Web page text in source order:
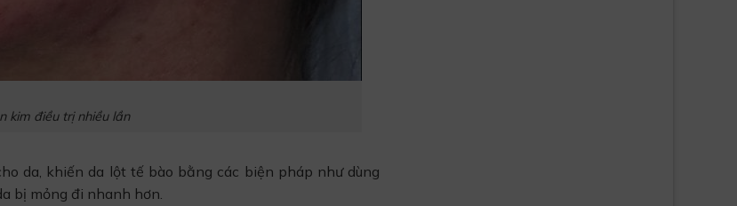
kim điều trị nhiều lần
da, khiến da lột tế bào bằng các biện pháp như dùng
bị mỏng đi nhanh hơn.